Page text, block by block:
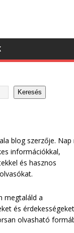
Keresés
blog szerzője.
információkkal,
és hasznos
megtaláld a
és
olvasható